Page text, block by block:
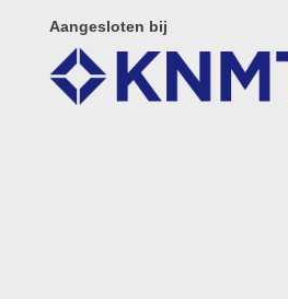
Aangesloten bij